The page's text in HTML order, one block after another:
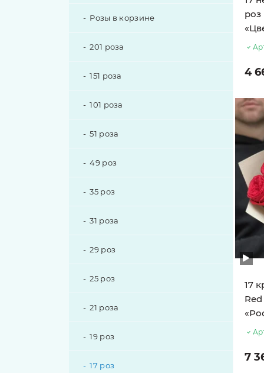
Розы в корзине
201 роза
151 роза
101 роза
51 роза
49 роз
35 роз
31 роза
29 роз
25 роз
21 роза
19 роз
17 роз
роз
4
17
7